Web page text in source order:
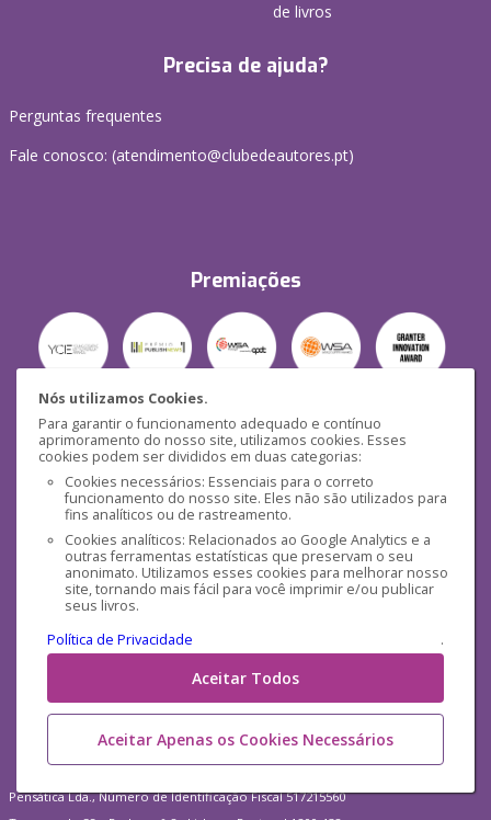
Nós utilizamos Cookies.
Para garantir o funcionamento adequado e contínuo
aprimoramento do nosso site, utilizamos cookies. Esses
cookies podem ser divididos em duas categorias:
Cookies necessários: Essenciais para o correto
funcionamento do nosso site. Eles não são utilizados para
fins analíticos ou de rastreamento.
Cookies analíticos: Relacionados ao Google Analytics e a
outras ferramentas estatísticas que preservam o seu
anonimato. Utilizamos esses cookies para melhorar nosso
site, tornando mais fácil para você imprimir e/ou publicar
seus livros.
Política de Privacidade
.
Aceitar Todos
Aceitar Apenas os Cookies Necessários
de livros
Precisa de ajuda?
Perguntas frequentes
Fale conosco: (atendimento@clubedeautores.pt)
Premiações
Segurança
Mídias Sociais
Pensática Lda., Número de Identificação Fiscal 517215560